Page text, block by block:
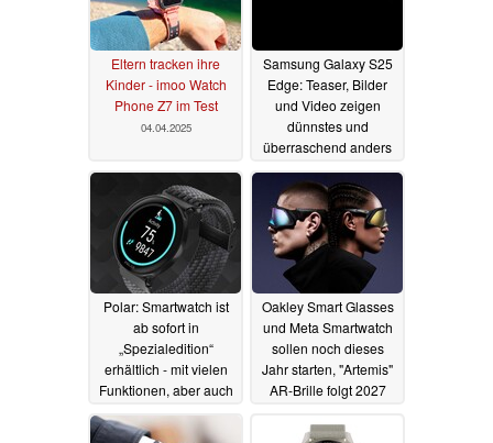
Eltern tracken ihre
Kinder - imoo Watch
Phone Z7 im Test
04.04.2025
Samsung Galaxy S25
Edge: Teaser, Bilder
und Video zeigen
dünnstes und
überraschend anders
Flaggschiff22.01.2025
Polar: Smartwatch ist
ab sofort in
„Spezialedition“
erhältlich - mit vielen
Funktionen, aber auch
22.01.2025
Oakley Smart Glasses
und Meta Smartwatch
sollen noch dieses
Jahr starten, "Artemis"
AR-Brille folgt 2027